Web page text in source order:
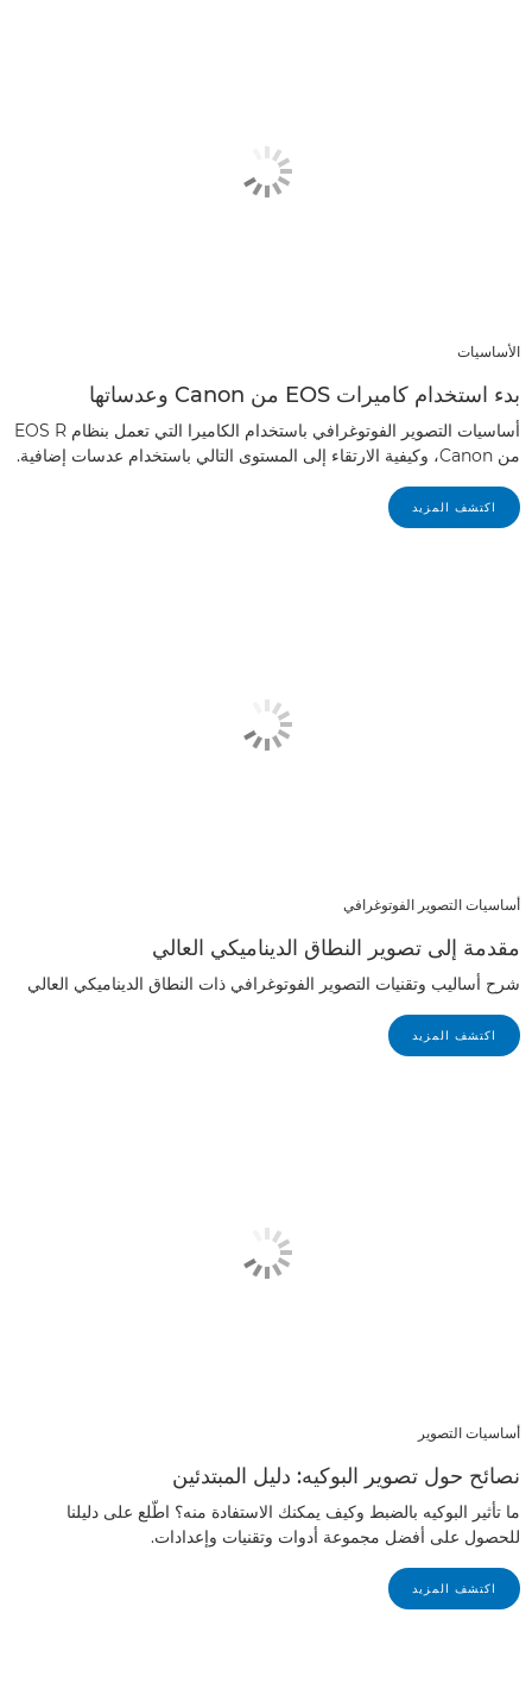
الأساسيات
بدء استخدام كاميرات EOS من Canon وعدساتها
أساسيات التصوير الفوتوغرافي باستخدام الكاميرا التي تعمل بنظام EOS R
من Canon، وكيفية الارتقاء إلى المستوى التالي باستخدام عدسات إضافية.
اكتشف المزيد
أساسيات التصوير الفوتوغرافي
مقدمة إلى تصوير النطاق الديناميكي العالي
شرح أساليب وتقنيات التصوير الفوتوغرافي ذات النطاق الديناميكي العالي
اكتشف المزيد
أساسيات التصوير
نصائح حول تصوير البوكيه: دليل المبتدئين
ما تأثير البوكيه بالضبط وكيف يمكنك الاستفادة منه؟ اطّلع على دليلنا
للحصول على أفضل مجموعة أدوات وتقنيات وإعدادات.
اكتشف المزيد